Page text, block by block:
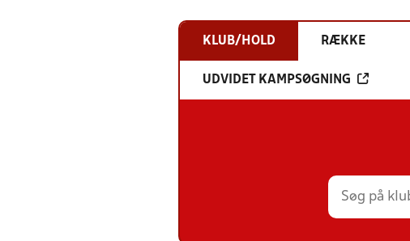
KLUB/HOLD RÆKKE
UDVIDET KAMPSØGNING